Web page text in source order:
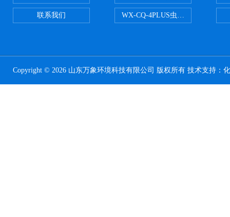
联系我们 WX-CQ-4PLUS虫情测报灯
Copyright © 2026 山东万象环境科技有限公司 版权所有 技术支持：